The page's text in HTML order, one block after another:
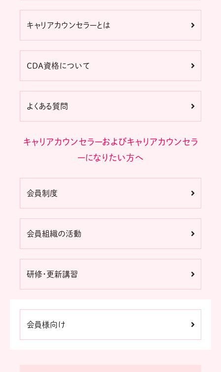
キャリアカウンセラーとは
CDA資格について
よくある質問
キャリアカウンセラーおよびキャリアカウンセラ
ーになりたい方へ
会員制度
会員組織の活動
研修・更新講習
会員様向け